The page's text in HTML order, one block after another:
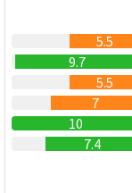
5.5
9.7
5.5
7
10
7.4